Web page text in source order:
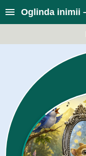
Oglinda inimii